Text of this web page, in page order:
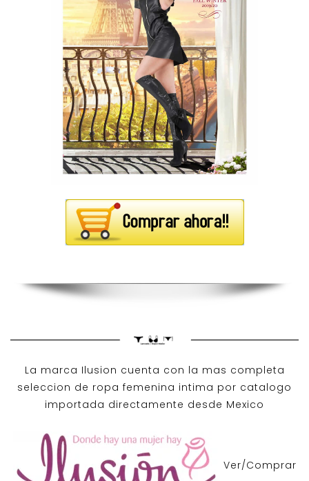
La marca Ilusion cuenta con la mas completa
seleccion de ropa femenina intima por catalogo
importada directamente desde Mexico
Ver/Comprar